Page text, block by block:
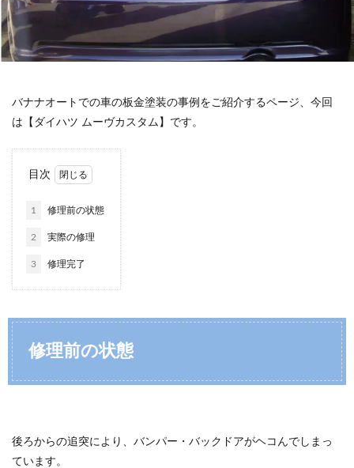
バナナオートでの車の板金塗装の事例をご紹介するページ、今回
は【ダイハツ ムーヴカスタム】です。
目次
1 修理前の状態
2 実際の修理
3 修理完了
修理前の状態
後ろからの追突により、バンパー・バックドアがヘコんでしまっ
ています。